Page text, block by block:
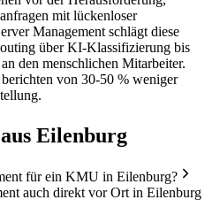
mit lückenloser
Management schlägt diese
über KI-Klassifizierung bis
den menschlichen Mitarbeiter.
von 30-50 % weniger
Eilenburg
für ein KMU in Eilenburg?
auch direkt vor Ort in Eilenburg